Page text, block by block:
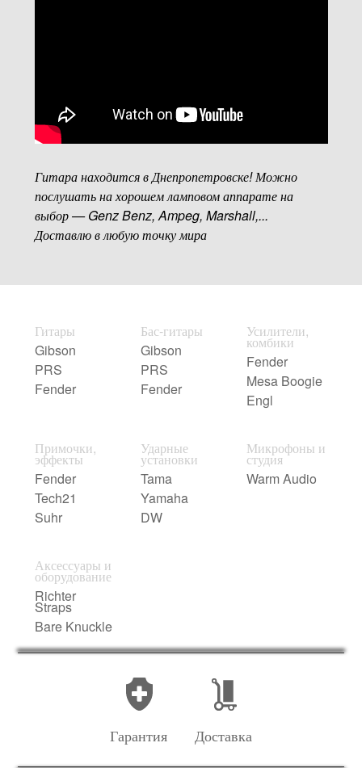
Гитара находится в Днепропетровске! Можно
послушать на хорошем ламповом аппарате на
выбор — Genz Benz, Ampeg, Marshall,...
Доставлю в любую точку мира
Гитары
Gibson
PRS
Fender
Бас-гитары
Gibson
PRS
Fender
Усилители,
комбики
Fender
Mesa Boogie
Engl
Примочки,
эффекты
Fender
Tech21
Suhr
Ударные
установки
Tama
Yamaha
DW
Микрофоны и
студия
Warm Audio
Аксессуары и
оборудование
Richter
Straps
Bare Knuckle
Гарантия Доставка